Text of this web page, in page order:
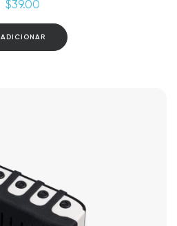
$39.00
ADICIONAR